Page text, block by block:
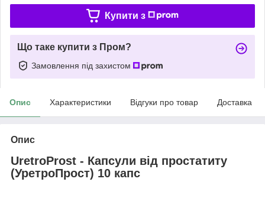
Купити з
Що таке купити з Пром?
Замовлення під захистом
Опис Характеристики Відгуки про товар Доставка
Опис
UretroProst - Капсули від простатиту
(УретроПрост) 10 капс